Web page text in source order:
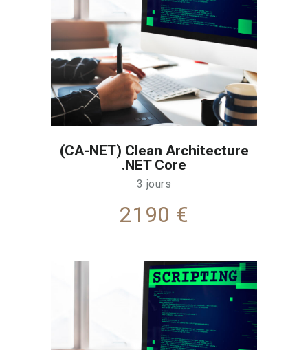
(CA-NET) Clean Architecture
.NET Core
3 jours
2190 €